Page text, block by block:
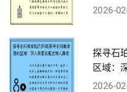
2026-
探寻石
区域：
2026-